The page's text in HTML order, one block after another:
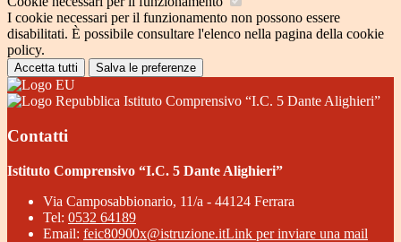
I cookie necessari per il funzionamento non possono essere
disabilitati. È possibile consultare l'elenco nella pagina della cookie
policy.
Accetta tutti Salva le preferenze
Istituto Comprensivo “I.C. 5 Dante Alighieri”
Contatti
Istituto Comprensivo “I.C. 5 Dante Alighieri”
Via Camposabbionario, 11/a - 44124 Ferrara
Tel: 0532 64189
Email: feic80900x@istruzione.itLink per inviare una mail